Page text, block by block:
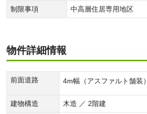
制限事項 中高層住居専用地区
物件詳細情報
前面道路 4m幅（アスファルト舗装）
建物構造 木造 ／ 2階建